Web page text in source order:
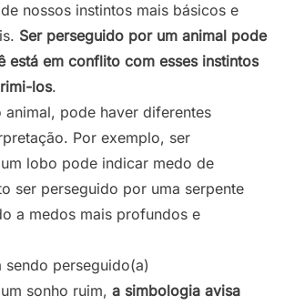
nossos instintos mais básicos e
Ser perseguido por um animal pode
está em conflito com esses instintos
los.
animal, pode haver diferentes
Por exemplo, ser
lobo pode indicar medo de
ser perseguido por uma serpente
a medos mais profundos e
sendo perseguido(a)
sonho ruim, a simbologia avisa